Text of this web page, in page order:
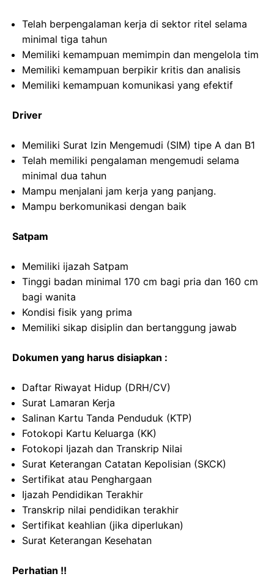
Telah berpengalaman kerja di sektor ritel selama
minimal tiga tahun
Memiliki kemampuan memimpin dan mengelola tim
Memiliki kemampuan berpikir kritis dan analisis
Memiliki kemampuan komunikasi yang efektif
Driver
Memiliki Surat Izin Mengemudi (SIM) tipe A dan B1
Telah memiliki pengalaman mengemudi selama
minimal dua tahun
Mampu menjalani jam kerja yang panjang.
Mampu berkomunikasi dengan baik
Satpam
Memiliki ijazah Satpam
Tinggi badan minimal 170 cm bagi pria dan 160 cm
bagi wanita
Kondisi fisik yang prima
Memiliki sikap disiplin dan bertanggung jawab
Dokumen yang harus disiapkan :
Daftar Riwayat Hidup (DRH/CV)
Surat Lamaran Kerja
Salinan Kartu Tanda Penduduk (KTP)
Fotokopi Kartu Keluarga (KK)
Fotokopi Ijazah dan Transkrip Nilai
Surat Keterangan Catatan Kepolisian (SKCK)
Sertifikat atau Penghargaan
Ijazah Pendidikan Terakhir
Transkrip nilai pendidikan terakhir
Sertifikat keahlian (jika diperlukan)
Surat Keterangan Kesehatan
Perhatian !!